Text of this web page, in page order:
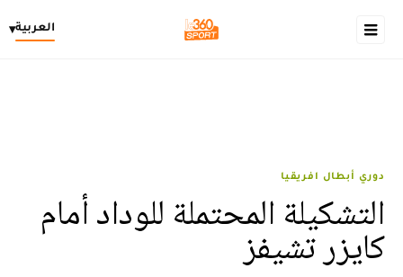
العربية▾
دوري أبطال افريقيا
التشكيلة المحتملة للوداد أمام
كايزر تشيفز